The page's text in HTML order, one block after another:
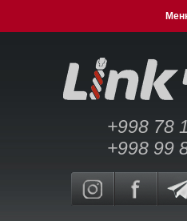
+998 78
+998 99